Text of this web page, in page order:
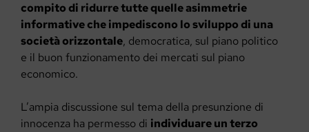
compito di ridurre tutte quelle asimmetrie
informative che impediscono lo sviluppo di una
società orizzontale, democratica, sul piano politico
e il buon funzionamento dei mercati sul piano
economico.
L’ampia discussione sul tema della presunzione di
innocenza ha permesso di individuare un terzo